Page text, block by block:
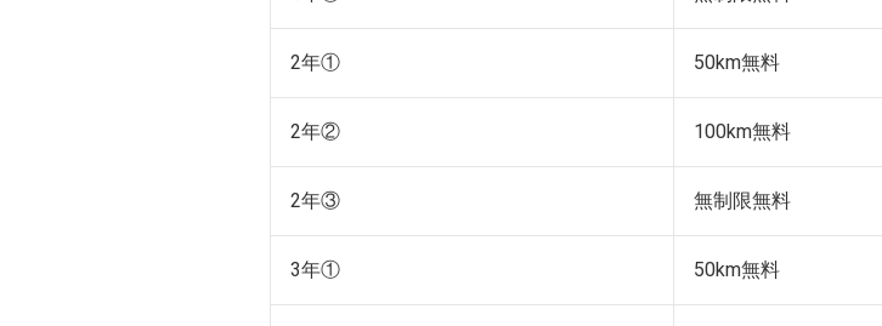
2年① 50km無料
2年② 100km無料
2年③ 無制限無料
3年① 50km無料